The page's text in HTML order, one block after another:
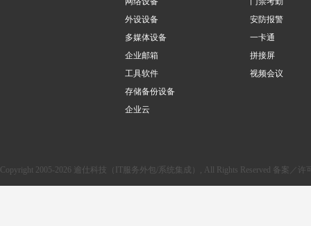
外设设备
多媒体设备
企业邮箱
工具软件
存储备份设备
企业云
安防报警
一卡通
拼接屏
视频会议
Copyright 2005-2026 逾仕科技（IT服务外包/系统集成）, All Rights Reserved 备案／